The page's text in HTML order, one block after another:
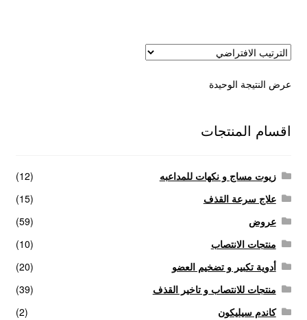
علاج سرعة القذف
كاندم سيليكون
لانجيري مثير
منتجات خاصة بالزوج
منتجات خاصة بالزوجة
منتجات لاثارة الزوجه
منتجات للانتصاب و تاخير القذف
عرض النتيجة الوحيدة
اقسام المنتجات
زيوت مساج و نكهات للمداعبه
(12)
علاج سرعة القذف
(15)
عروض
(59)
منتجات الانتصاب
(10)
أدوية تكبير و تضخيم العضو
(20)
منتجات للانتصاب و تاخير القذف
(39)
كاندم سيليكون
(2)